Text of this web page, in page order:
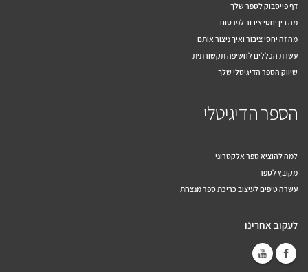
דף פייסבוק לספר שלך
מה בין יחסי ציבור לפרסום
מה זה יחסי ציבור ואיך ניצור אותם
עשרת הכללים לחשיפה תקשורתית
שיווק הספר הדיגיטלי שלך
הספר הדיגיטלי
למה להוציא ספר אלקטרוני
מקובץ לספר
עשרה טיפים לעיצוב כריכת ספר מנצחת
לעקוב אחרינו